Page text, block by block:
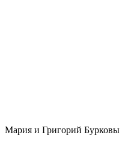
Мария и Григорий Бурковы